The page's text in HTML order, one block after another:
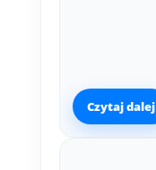
Czytaj dalej